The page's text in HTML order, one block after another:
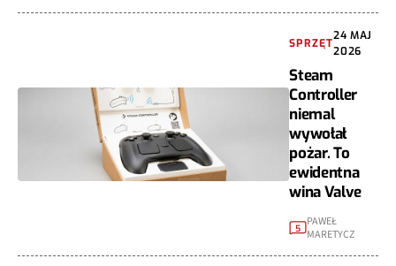
SPRZĘT
24 MAJ
2026
Steam
Controller
niemal
wywołał
pożar. To
ewidentna
wina Valve
5
PAWEŁ
MARETYCZ